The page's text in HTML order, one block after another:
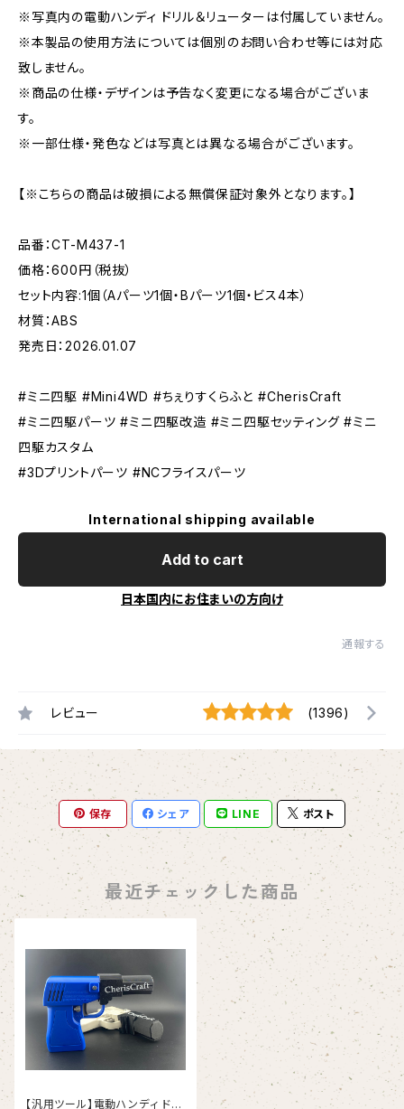
※写真内の電動ハンディ ドリル＆リューターは付属していません。
※本製品の使用方法については個別のお問い合わせ等には対応
致しません。
※商品の仕様・デザインは予告なく変更になる場合がございま
す。
※一部仕様・発色などは写真とは異なる場合がございます。
【※こちらの商品は破損による無償保証対象外となります。】
品番：CT-M437-1
価格：600円（税抜）
セット内容:1個（Aパーツ1個・Bパーツ1個・ビス4本）
材質：ABS
発売日：2026.01.07
#ミニ四駆 #Mini4WD #ちぇりすくらふと #CherisCraft
#ミニ四駆パーツ #ミニ四駆改造 #ミニ四駆セッティング #ミニ
四駆カスタム
#3Dプリントパーツ #NCフライスパーツ
International shipping available
Add to cart
日本国内にお住まいの方向け
通報する
レビュー (1396)
保存 シェア LINE ポスト
最近チェックした商品
【汎用ツール】電動ハンディ ドリ